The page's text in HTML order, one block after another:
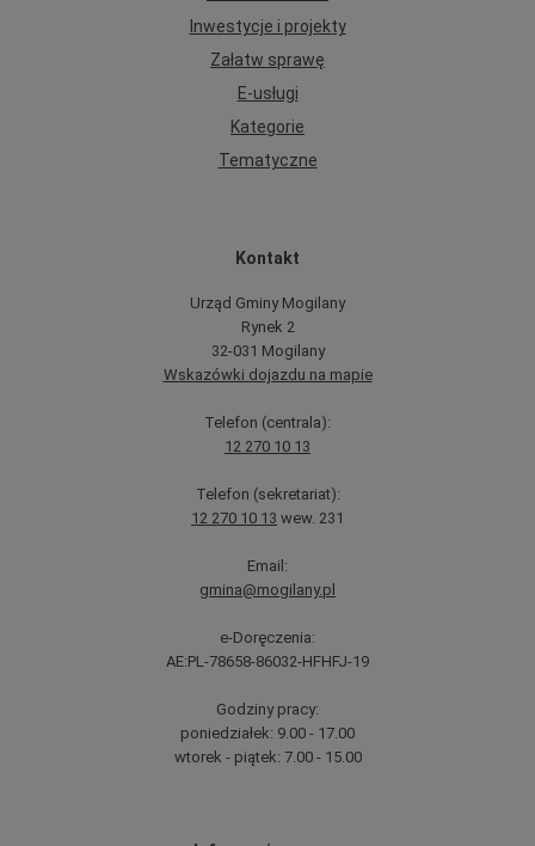
Inwestycje i projekty
Załatw sprawę
E-usługi
Kategorie
Tematyczne
Kontakt
Urząd Gminy Mogilany
Rynek 2
32-031 Mogilany
Wskazówki dojazdu na mapie
Telefon (centrala):
12 270 10 13
Telefon (sekretariat):
12 270 10 13 wew. 231
Email:
gmina@mogilany.pl
e-Doręczenia:
AE:PL-78658-86032-HFHFJ-19
Godziny pracy:
poniedziałek: 9.00 - 17.00
wtorek - piątek: 7.00 - 15.00